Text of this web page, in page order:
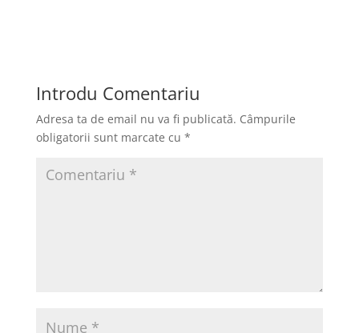
b
o
o
d
o
n
a
z
ă
Introdu Comentariu
Adresa ta de email nu va fi publicată. Câmpurile
obligatorii sunt marcate cu *